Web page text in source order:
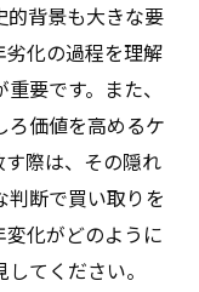
的背景も大きな要
化の過程を理解
要です。また、
ろ価値を高めるケ
際は、その隠れ
判断で買い取りを
化がどのように
てください。